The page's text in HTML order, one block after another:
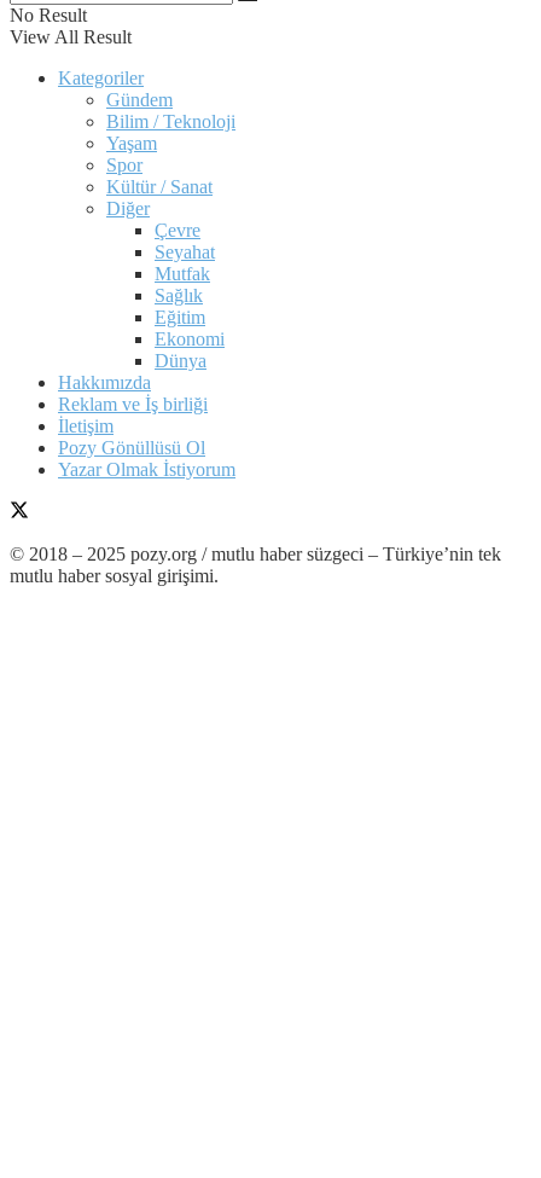
No Result
View All Result
Kategoriler
Gündem
Bilim / Teknoloji
Yaşam
Spor
Kültür / Sanat
Diğer
Çevre
Seyahat
Mutfak
Sağlık
Eğitim
Ekonomi
Dünya
Hakkımızda
Reklam ve İş birliği
İletişim
Pozy Gönüllüsü Ol
Yazar Olmak İstiyorum
© 2018 – 2025 pozy.org / mutlu haber süzgeci – Türkiye’nin tek
mutlu haber sosyal girişimi.